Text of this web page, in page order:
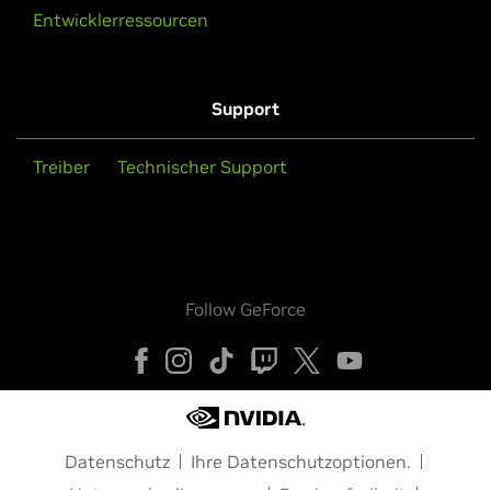
Entwicklerressourcen
Support
Treiber Technischer Support
Follow GeForce
Datenschutz
Ihre Datenschutzoptionen.